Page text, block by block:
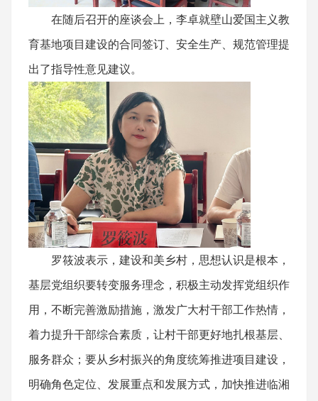
在随后召开的座谈会上，李卓就壁山爱国主义教
育基地项目建设的合同签订、安全生产、规范管理提
出了指导性意见建议。
罗筱波表示，建设和美乡村，思想认识是根本，
基层党组织要转变服务理念，积极主动发挥党组织作
用，不断完善激励措施，激发广大村干部工作热情，
着力提升干部综合素质，让村干部更好地扎根基层、
服务群众；要从乡村振兴的角度统筹推进项目建设，
明确角色定位、发展重点和发展方式，加快推进临湘